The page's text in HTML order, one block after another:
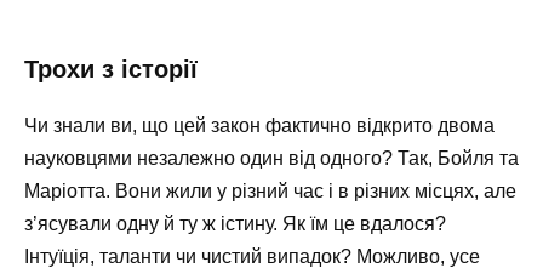
Трохи з історії
Чи знали ви, що цей закон фактично відкрито двома
науковцями незалежно один від одного? Так, Бойля та
Маріотта. Вони жили у різний час і в різних місцях, але
з’ясували одну й ту ж істину. Як їм це вдалося?
Інтуїція, таланти чи чистий випадок? Можливо, усе